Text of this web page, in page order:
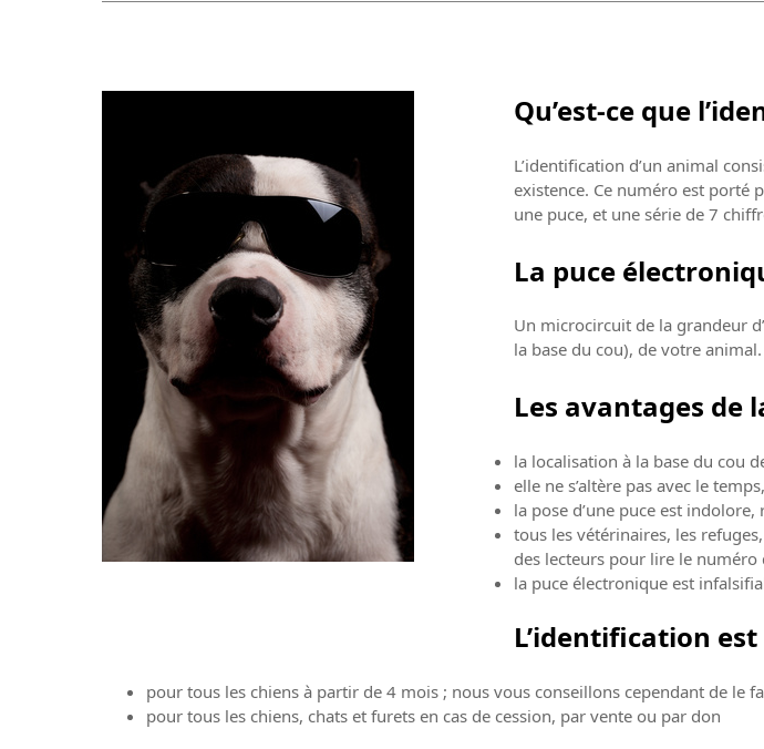
Qu’est-ce que
L’identification d’un animal
existence. Ce numéro est porté
une puce, et une série de 7
La puce
Un microcircuit de la grandeur
la base du cou), de votre
Les avantages de
la localisation à la base du cou
elle ne s’altère pas avec le
la pose d’une puce est
tous les vétérinaires, les
des lecteurs pour lire le
la puce électronique est
L’identification
pour tous les chiens à partir de 4 mois ; nous vous conseillons cependant de le
pour tous les chiens, chats et furets en cas de cession, par vente ou par don